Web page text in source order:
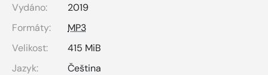
Vydáno:
2019
Formáty:
MP3
Velikost:
415 MiB
Jazyk:
Čeština